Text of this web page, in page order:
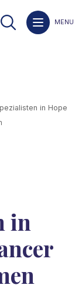
MENU
in Hope
in